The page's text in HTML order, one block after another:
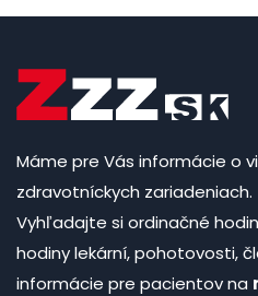
Máme pre Vás informácie o
zdravotníckych zariadeniach.
Vyhľadajte si ordinačné
hodiny lekární, pohotovosti,
informácie pre pacientov na